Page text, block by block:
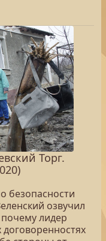
Торг.
безопасности
озвучил
лидер